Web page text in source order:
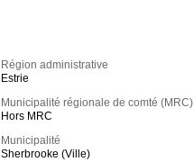
Région administrative
Estrie
Municipalité régionale de comté (MRC)
Hors MRC
Municipalité
Sherbrooke (Ville)